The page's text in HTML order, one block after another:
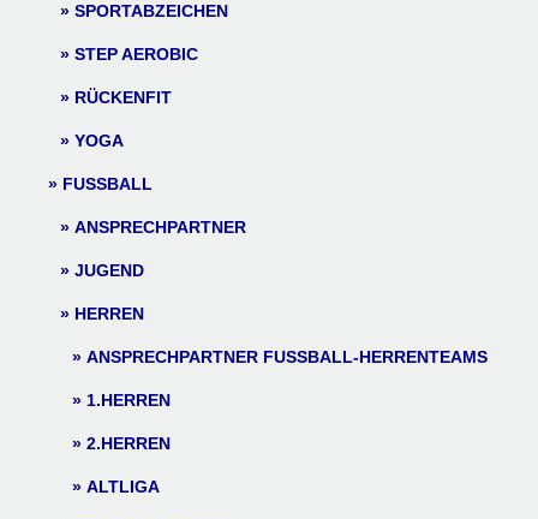
SPORTABZEICHEN
STEP AEROBIC
RÜCKENFIT
YOGA
FUSSBALL
ANSPRECHPARTNER
JUGEND
HERREN
ANSPRECHPARTNER FUSSBALL-HERRENTEAMS
1.HERREN
2.HERREN
ALTLIGA